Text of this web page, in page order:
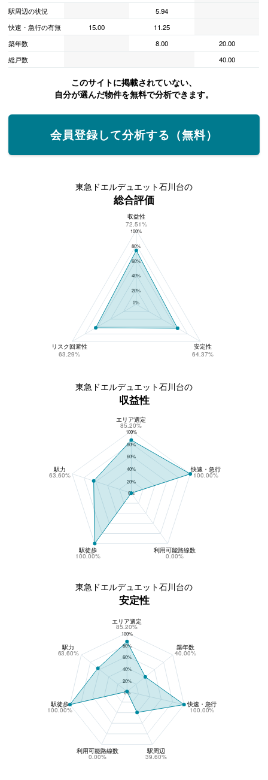
駅周辺の状況
5.94
快速・急行の有無
15.00
11.25
築年数
8.00
20.00
総戸数
40.00
このサイトに掲載されていない、
自分が選んだ物件を無料で分析できます。
会員登録して分析する（無料）
東急ドエルデュエット石川台の
総合評価
東急ドエルデュエット石川台の総合評価
100%
80%
60%
40%
20%
0%
収益性
72.51%
リスク回避性
63.29%
安定性
64.37%
東急ドエルデュエット石川台の
収益性
東急ドエルデュエット石川台の収益性
100%
80%
60%
40%
20%
0%
エリア選定
85.20%
駅力
63.60%
駅徒歩
100.00%
利用可能路線数
0.00%
快速・急行
100.00%
東急ドエルデュエット石川台の
安定性
100%
80%
60%
40%
20%
0%
エリア選定
85.20%
駅力
63.60%
駅徒歩
100.00%
利用可能路線数
0.00%
駅周辺
39.60%
快速・急行
100.00%
築年数
40.00%